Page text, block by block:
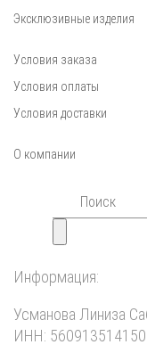
Эксклюзивные изделия
Условия заказа
Условия оплаты
Условия доставки
О компании
Информация:
Усманова Линиза
ИНН: 560913514150